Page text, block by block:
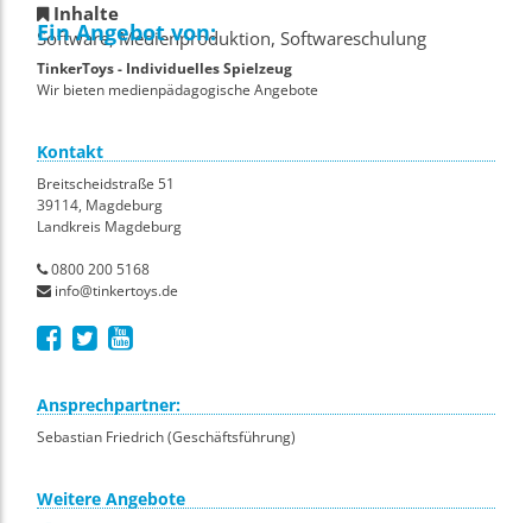
Inhalte
Software, Medienproduktion, Softwareschulung
Ein Angebot von:
TinkerToys - Individuelles Spielzeug
Wir bieten medienpädagogische Angebote
Kontakt
Breitscheidstraße 51
39114, Magdeburg
Landkreis Magdeburg
0800 200 5168
info@tinkertoys.de
Ansprechpartner:
Sebastian Friedrich (Geschäftsführung)
Weitere Angebote